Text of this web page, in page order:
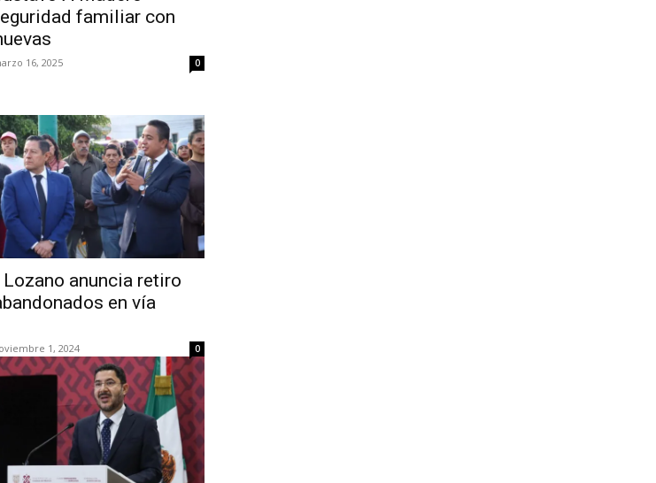
familiar con
16, 2025 0
anuncia retiro
en vía
1, 2024 0